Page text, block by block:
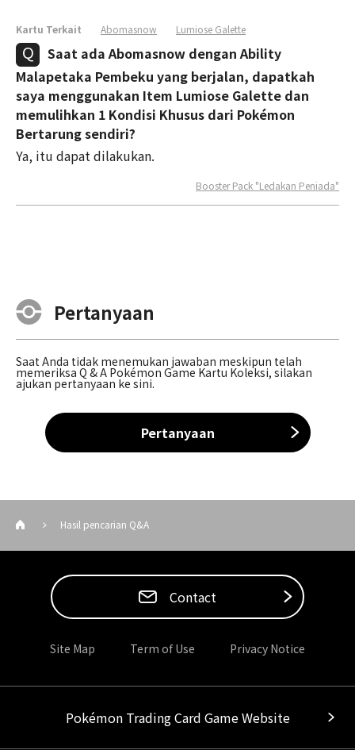
Kartu Terkait Abomasnow Lumiose Galette
Saat ada Abomasnow dengan Ability
Malapetaka Pembeku yang berjalan, dapatkah
saya menggunakan Item Lumiose Galette dan
memulihkan 1 Kondisi Khusus dari Pokémon
Bertarung sendiri?
Ya, itu dapat dilakukan.
Booster Pack "Ledakan Peniada"
Pertanyaan
Saat Anda tidak menemukan jawaban meskipun telah
memeriksa Q & A Pokémon Game Kartu Koleksi, silakan
ajukan pertanyaan ke sini.
Pertanyaan
Hasil pencarian Q&A
Contact
Site Map Term of Use Privacy Notice
Pokémon Trading Card Game Website